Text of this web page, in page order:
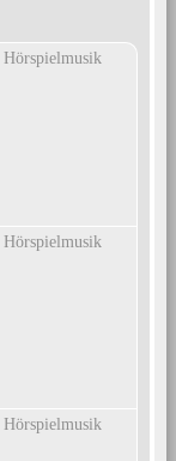
Hörspielmusik
Hörspielmusik
Hörspielmusik